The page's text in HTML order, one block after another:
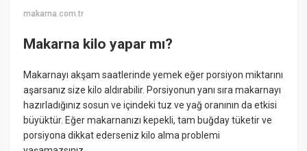
makarna.com.tr
Makarna kilo yapar mı?
Makarnayı akşam saatlerinde yemek eğer porsiyon miktarını
aşarsanız size kilo aldırabilir. Porsiyonun yanı sıra makarnayı
hazırladığınız sosun ve içindeki tuz ve yağ oranının da etkisi
büyüktür. Eğer makarnanızı kepekli, tam buğday tüketir ve
porsiyona dikkat ederseniz kilo alma problemi